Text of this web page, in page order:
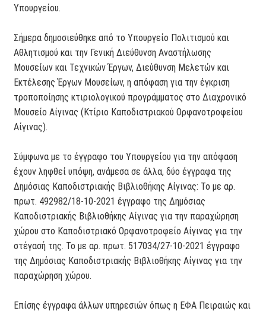
Υπουργείου.
Σήμερα δημοσιεύθηκε από το Υπουργείο Πολιτισμού και
Αθλητισμού και την Γενική Διεύθυνση Αναστήλωσης
Μουσείων και Τεχνικών Έργων, Διεύθυνση Μελετών και
Εκτέλεσης Έργων Μουσείων, η απόφαση για την έγκριση
τροποποίησης κτιριολογικού προγράμματος στο Διαχρονικό
Μουσείο Αίγινας (Κτίριο Καποδιστριακού Ορφανοτροφείου
Αίγινας).
Σύμφωνα με το έγγραφο του Υπουργείου για την απόφαση
έχουν ληφθεί υπόψη, ανάμεσα σε άλλα, δύο έγγραφα της
Δημόσιας Καποδιστριακής Βιβλιοθήκης Αίγινας: Το με αρ.
πρωτ. 492982/18-10-2021 έγγραφο της Δημόσιας
Καποδιστριακής Βιβλιοθήκης Αίγινας για την παραχώρηση
χώρου στο Καποδιστριακό Ορφανοτροφείο Αίγινας για την
στέγασή της. Το με αρ. πρωτ. 517034/27-10-2021 έγγραφο
της Δημόσιας Καποδιστριακής Βιβλιοθήκης Αίγινας για την
παραχώρηση χώρου.
Επίσης έγγραφα άλλων υπηρεσιών όπως η ΕΦΑ Πειραιώς και